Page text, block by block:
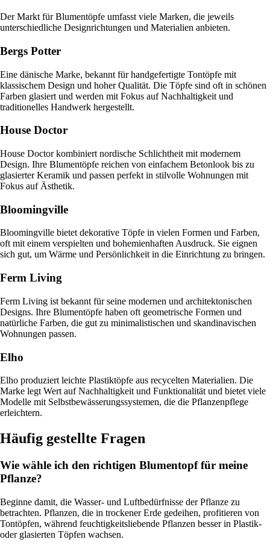
Der Markt für Blumentöpfe umfasst viele Marken, die jeweils
unterschiedliche Designrichtungen und Materialien anbieten.
Bergs Potter
Eine dänische Marke, bekannt für handgefertigte Tontöpfe mit
klassischem Design und hoher Qualität. Die Töpfe sind oft in schönen
Farben glasiert und werden mit Fokus auf Nachhaltigkeit und
traditionelles Handwerk hergestellt.
House Doctor
House Doctor kombiniert nordische Schlichtheit mit modernem
Design. Ihre Blumentöpfe reichen von einfachem Betonlook bis zu
glasierter Keramik und passen perfekt in stilvolle Wohnungen mit
Fokus auf Ästhetik.
Bloomingville
Bloomingville bietet dekorative Töpfe in vielen Formen und Farben,
oft mit einem verspielten und bohemienhaften Ausdruck. Sie eignen
sich gut, um Wärme und Persönlichkeit in die Einrichtung zu bringen.
Ferm Living
Ferm Living ist bekannt für seine modernen und architektonischen
Designs. Ihre Blumentöpfe haben oft geometrische Formen und
natürliche Farben, die gut zu minimalistischen und skandinavischen
Wohnungen passen.
Elho
Elho produziert leichte Plastiktöpfe aus recycelten Materialien. Die
Marke legt Wert auf Nachhaltigkeit und Funktionalität und bietet viele
Modelle mit Selbstbewässerungssystemen, die die Pflanzenpflege
erleichtern.
Häufig gestellte Fragen
Wie wähle ich den richtigen Blumentopf für meine
Pflanze?
Beginne damit, die Wasser- und Luftbedürfnisse der Pflanze zu
betrachten. Pflanzen, die in trockener Erde gedeihen, profitieren von
Tontöpfen, während feuchtigkeitsliebende Pflanzen besser in Plastik-
oder glasierten Töpfen wachsen.